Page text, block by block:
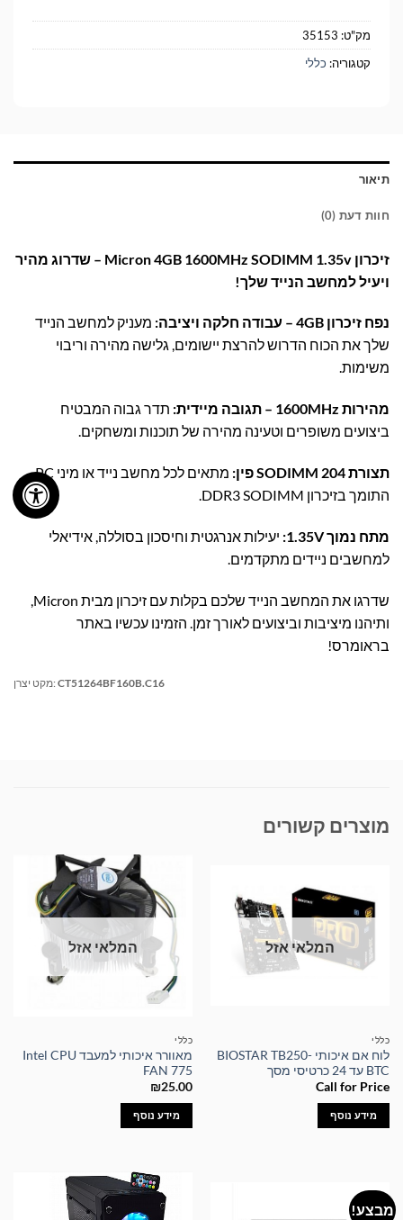
מק"ט: 35153
קטגוריה: כללי
תיאור
חוות דעת (0)
זיכרון Micron 4GB 1600MHz SODIMM 1.35v – שדרוג מהיר
ויעיל למחשב הנייד שלך!
נפח זיכרון 4GB – עבודה חלקה ויציבה:
מעניק למחשב הנייד
שלך את הכוח הדרוש להרצת יישומים, גלישה מהירה וריבוי
משימות.
מהירות 1600MHz – תגובה מיידית:
תדר גבוה המבטיח
ביצועים משופרים וטעינה מהירה של תוכנות ומשחקים.
תצורת SODIMM 204 פין:
מתאים לכל מחשב נייד או מיני PC
התומך בזיכרון DDR3 SODIMM.
מתח נמוך 1.35V:
יעילות אנרגטית וחיסכון בסוללה, אידיאלי
למחשבים ניידים מתקדמים.
ותיהנו מיציבות וביצועים לאורך זמן. הזמינו עכשיו באתר
בראומרס!
מקט יצרן: CT51264BF160B.C16
מוצרים קשורים
המלאי אזל
כללי
לוח אם איכותי BIOSTAR TB250-
BTC עד 24 כרטיסי מסך
Call for Price
מידע נוסף
המלאי אזל
כללי
מאוורר איכותי למעבד Intel CPU
FAN 775
₪25.00
מידע נוסף
מבצע!